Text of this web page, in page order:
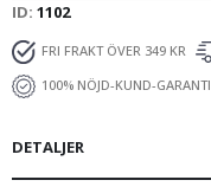
ID 1102
FRI FRAKT ÖVER 349 KR
100% NÖJD-KUND-GARANTI
DETALJER